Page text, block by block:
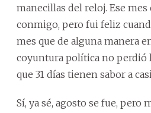
manecillas del reloj. Ese mes
conmigo, pero fui feliz
mes que de alguna manera
coyuntura política no perdió
que 31 días tienen sabor a
Sí, ya sé, agosto se fue, pero